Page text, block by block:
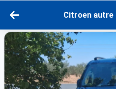
Citroen autre